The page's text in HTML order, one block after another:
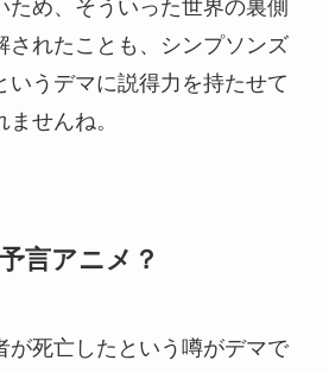
ため、そういった世界の裏側
されたことも、シンプソンズ
いうデマに説得力を持たせて
せんね。
言アニメ？
が死亡したという噂がデマで